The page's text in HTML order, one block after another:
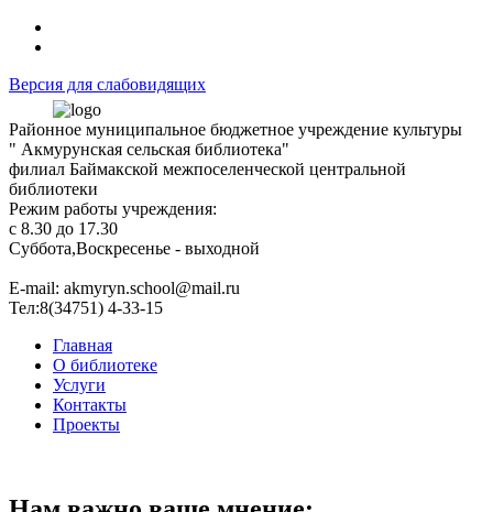
Версия для слабовидящих
Районное муниципальное бюджетное учреждение культуры
" Акмурунская сельская библиотека"
филиал Баймакской межпоселенческой центральной
библиотеки
Режим работы учреждения:
с 8.30 до 17.30
Суббота,Воскресенье - выходной
Е-mail: akmyryn.school@mail.ru
Тел:8(34751) 4-33-15
Главная
О библиотеке
Услуги
Контакты
Проекты